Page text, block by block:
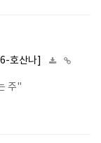
호산나]
주"